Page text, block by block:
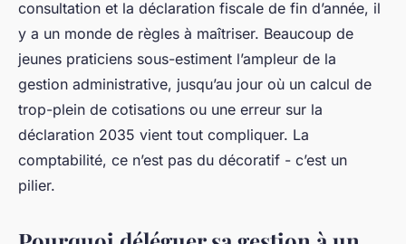
consultation et la déclaration fiscale de fin d’année, il
y a un monde de règles à maîtriser. Beaucoup de
jeunes praticiens sous-estiment l’ampleur de la
gestion administrative, jusqu’au jour où un calcul de
trop-plein de cotisations ou une erreur sur la
déclaration 2035 vient tout compliquer. La
comptabilité, ce n’est pas du décoratif - c’est un
pilier.